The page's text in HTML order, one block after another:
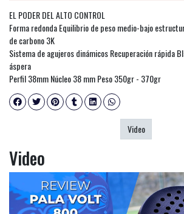
EL PODER DEL ALTO CONTROL
Forma redonda Equilibrio de peso medio-bajo
de carbono 3K
Sistema de agujeros dinámicos Recuperación rápida
áspera
Perfil 38mm Núcleo 38 mm Peso 350gr - 370gr
Video
Video